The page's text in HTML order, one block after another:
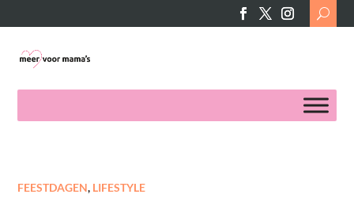
Search
for:
FEESTDAGEN, LIFESTYLE